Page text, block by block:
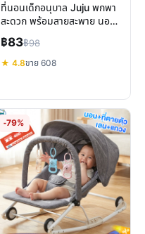
ที่นอนเด็กอนุบาล Juju พกพา
สะดวก พร้อมสายสะพาย นอน
สบาย ซักง่าย
฿83฿98
★ 4.8ขาย 608
-79%